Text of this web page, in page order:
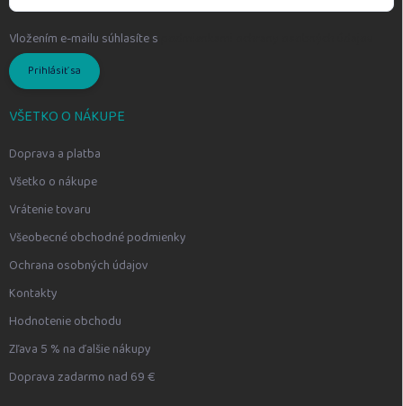
Vložením e-mailu súhlasíte s
Prihlásiť sa
VŠETKO O NÁKUPE
Doprava a platba
Všetko o nákupe
Vrátenie tovaru
Všeobecné obchodné podmienky
Ochrana osobných údajov
Kontakty
Hodnotenie obchodu
Zľava 5 % na ďalšie nákupy
Doprava zadarmo nad 69 €